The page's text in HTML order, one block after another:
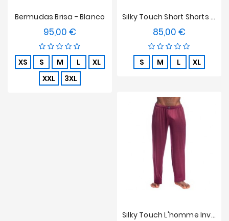
Bermudas Brisa - Blanco
95,00 €
XS S M L
XL
XXL
3XL
Silky Touch Short Shorts L'Homme Invisible Burgundy
85,00 €
S M L XL
Silky Touch L'homme Invisible Pantalón Bordeos